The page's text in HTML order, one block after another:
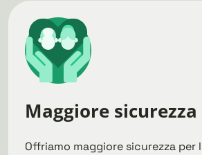
Maggiore sicurezza
Offriamo maggiore sicurezza per